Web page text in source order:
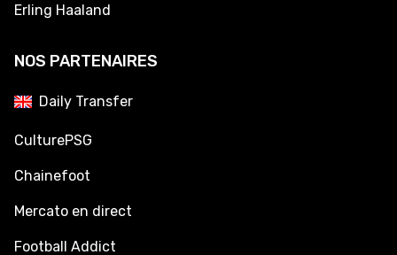
Erling Haaland
NOS PARTENAIRES
Daily Transfer
CulturePSG
Chainefoot
Mercato en direct
Football Addict